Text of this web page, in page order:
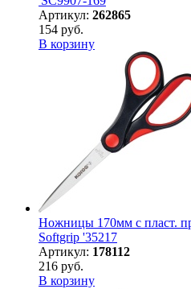
Артикул: 262865
154 руб.
В корзину
Ножницы 170мм с пласт.
Softgrip '35217
Артикул: 178112
216 руб.
В корзину